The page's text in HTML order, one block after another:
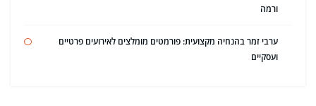
ורמה
ערבי זמר בהנחיה מקצועית: פורמטים מומלצים לאירועים פרטיים
ועסקיים